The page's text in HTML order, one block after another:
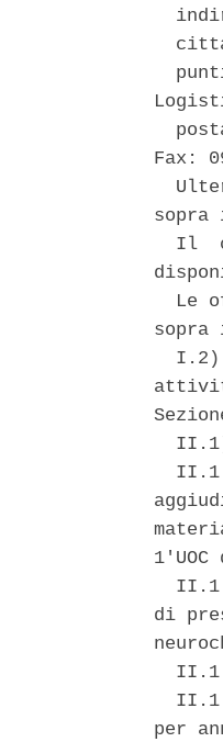
Fax:
Il
Le
di
per